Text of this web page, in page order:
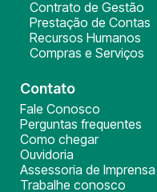
Contrato de Gestão
Prestação de Contas
Recursos Humanos
Compras e Serviços
Contato
Fale Conosco
Perguntas frequentes
Como chegar
Ouvidoria
Assessoria de Imprensa
Trabalhe conosco